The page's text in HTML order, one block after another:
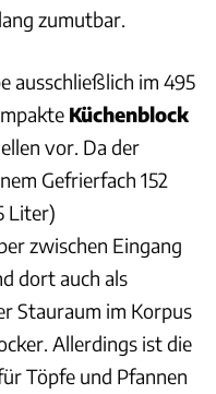
zumutbar.
ausschließlich im 495
Küchenblock
vor. Da der
Gefrierfach 152
Liter)
zwischen Eingang
dort auch als
Stauraum im Korpus
Allerdings ist die
Töpfe und Pfannen